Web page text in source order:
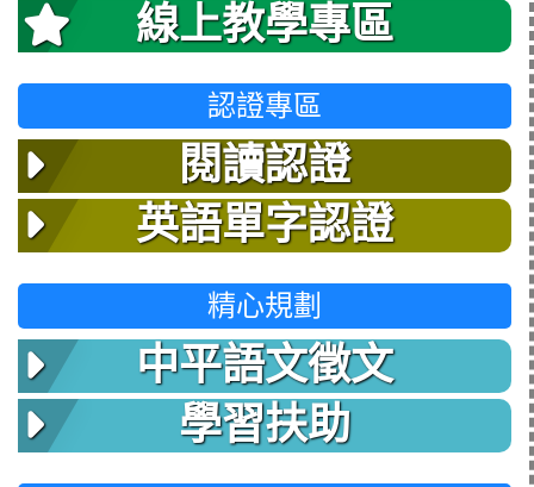
線上教學專區
認證專區
閱讀認證
英語單字認證
精心規劃
中平語文徵文
學習扶助